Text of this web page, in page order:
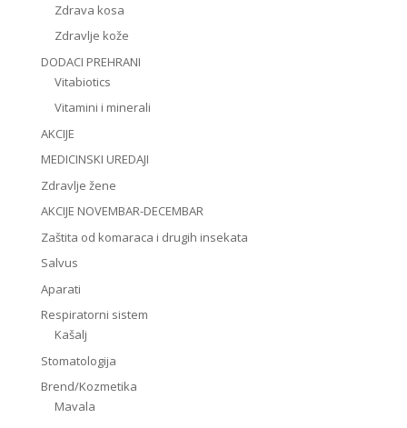
Zdrava kosa
Zdravlje kože
DODACI PREHRANI
Vitabiotics
Vitamini i minerali
AKCIJE
MEDICINSKI UREDAJI
Zdravlje žene
AKCIJE NOVEMBAR-DECEMBAR
Zaštita od komaraca i drugih insekata
Salvus
Aparati
Respiratorni sistem
Kašalj
Stomatologija
Brend/Kozmetika
Mavala